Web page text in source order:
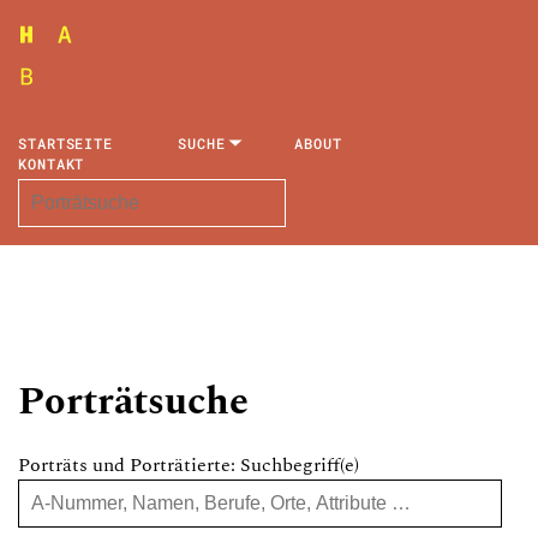
STARTSEITE SUCHE
ABOUT
KONTAKT
Porträtsuche
Porträts und Porträtierte: Suchbegriff(e)